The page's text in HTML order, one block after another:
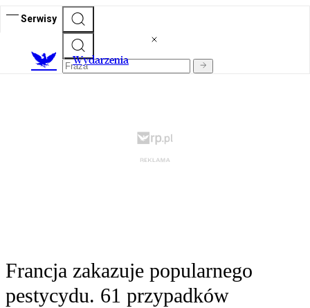
Serwisy
Wydarzenia
Francja zakazuje popularnego
pestycydu. 61 przypadków